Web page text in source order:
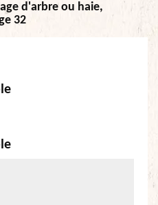
d'arbre ou haie,
32